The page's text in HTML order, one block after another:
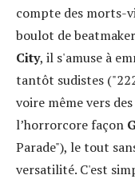
compte des morts-
boulot de
City, il s'amuse à
tantôt sudistes
voire même vers
l’horrorcore façon
Parade"), le tout
versatilité. C'est